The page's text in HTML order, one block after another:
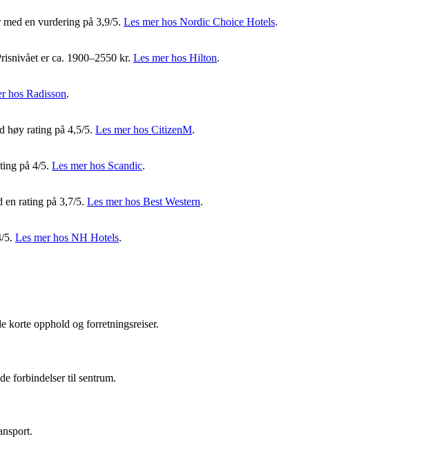
en vurdering på 3,9/5. Les mer hos Nordic Choice Hotels.
er ca. 1900–2550 kr. Les mer hos Hilton.
hos Radisson.
høy rating på 4,5/5. Les mer hos CitizenM.
på 4/5. Les mer hos Scandic.
en rating på 3,7/5. Les mer hos Best Western.
5. Les mer hos NH Hotels.
korte opphold og forretningsreiser.
forbindelser til sentrum.